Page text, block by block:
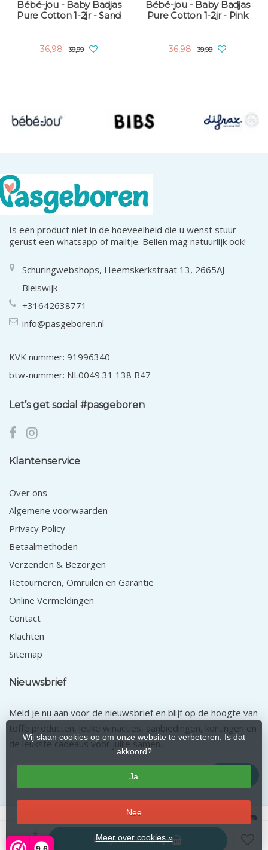
9,6
Wij slaan cookies op om onze website te verbeteren. Is dat
akkoord?
Ja
Nee
Meer over cookies »
+
-
In mijn winkelmandje
Bébé-jou - Baby Badjas
Pure Cotton 1-2jr - Sand
36,98 39,99
Bébé-jou - Baby Badjas
Pure Cotton 1-2jr - Pink
36,98 39,99
Is een product niet in de hoeveelheid die u wenst stuur
gerust een whatsapp of mailtje. Bellen mag natuurlijk ook!
Schuringwebshops, Heemskerkstraat 13, 2665AJ
Bleiswijk
+31642638771
info@pasgeboren.nl
KVK nummer: 91996340
btw-nummer: NL0049 31 138 B47
Let’s get social #pasgeboren
Klantenservice
Over ons
Algemene voorwaarden
Privacy Policy
Betaalmethoden
Verzenden & Bezorgen
Retourneren, Omruilen en Garantie
Online Vermeldingen
Contact
Klachten
Sitemap
Nieuwsbrief
Meld je nu aan voor de nieuwsbrief en blijf op de hoogte van
toffe producten, leuke winacties, aanbiedingen, kortingen en
de leukste cadeaus voor jullie samen.
Abonneer
© Copyright 2026 Pasgeboren.nl